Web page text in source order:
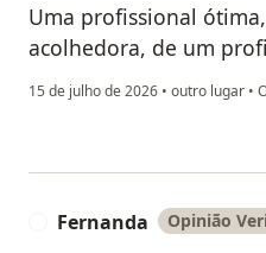
Uma profissional
acolhedora, de um
15 de julho de 2026 • outro lugar •
Fernanda Opinião